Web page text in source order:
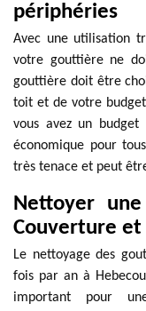
périphéries
Avec une utilisation
votre gouttière ne
gouttière doit être
toit et de votre
vous avez un
économique pour
très tenace et peut
Nettoyer
Couverture et
Le nettoyage des
fois par an à
important pour